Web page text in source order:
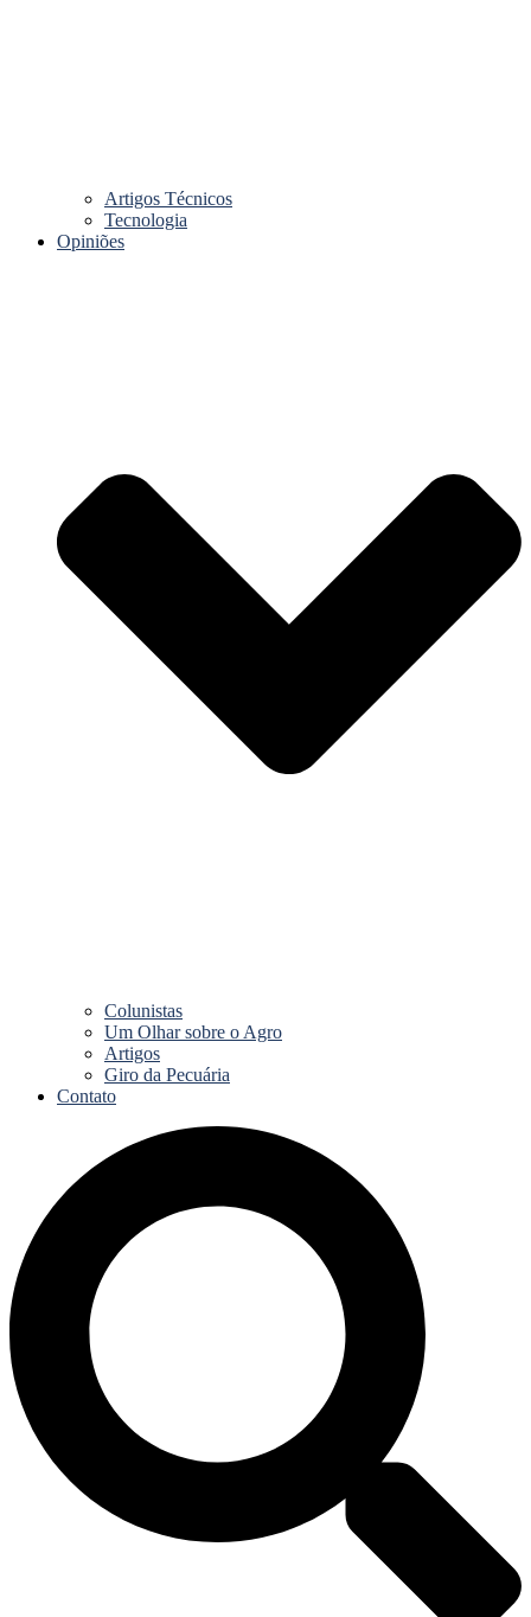
Artigos Técnicos
Tecnologia
Opiniões
Colunistas
Um Olhar sobre o Agro
Artigos
Giro da Pecuária
Contato